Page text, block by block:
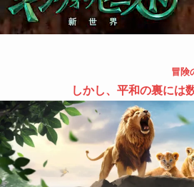
冒険
しかし、平和の裏には